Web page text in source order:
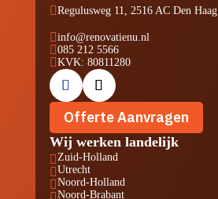
Regulusweg 11, 2516 AC Den Haag
info@renovatienu.nl
085 212 5566
 KVK: 80811280
Offerte Aanvragen
Wij werken landelijk
Zuid-Holland
Utrecht
Noord-Holland
Noord-Brabant